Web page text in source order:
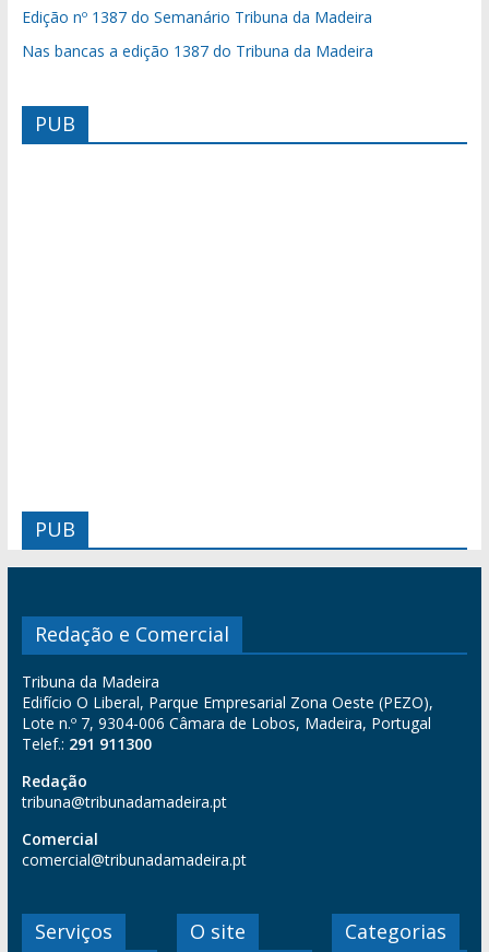
Edição nº 1387 do Semanário Tribuna da Madeira
Nas bancas a edição 1387 do Tribuna da Madeira
PUB
PUB
Redação e Comercial
Tribuna da Madeira
Edifício O Liberal, Parque Empresarial Zona Oeste (PEZO),
Lote n.º 7, 9304-006 Câmara de Lobos, Madeira, Portugal
Telef.: 291 911300
Redação
tribuna@tribunadamadeira.pt
Comercial
comercial@tribunadamadeira.pt
Serviços O site Categorias